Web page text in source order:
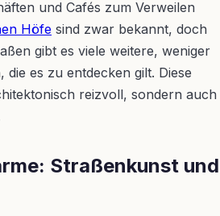
und Cafés zum Verweilen
Höfe sind zwar bekannt, doch
gibt es viele weitere, weniger
die es zu entdecken gilt. Diese
reizvoll, sondern auch
Straßenkunst und